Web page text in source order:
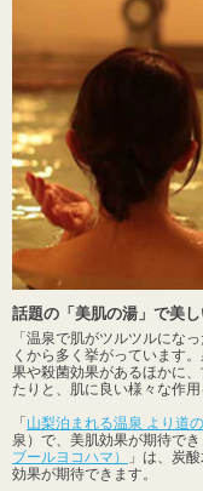
話題の「美肌の湯」で美
「温泉で肌がツルツルにな
くから多く挙がっています
果や殺菌効果があるほかに
たりと、肌に良い様々な作用
「山梨泊まれる温泉 より道
泉）で、美肌効果が期待で
ブールヨコハマ）
」は、炭
効果が期待できます。